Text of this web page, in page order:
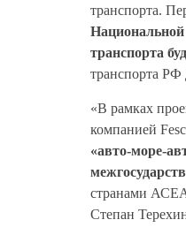
транспорта.
транспорта
транспорта
«В рамках
компанией
«авто-море-
странами
Степан